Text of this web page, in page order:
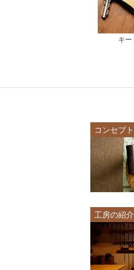
キー
コンセプト
工房の紹介